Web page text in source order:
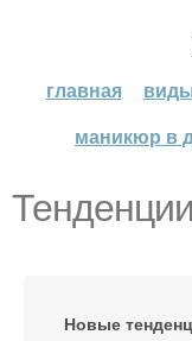
главная
маникюр в
Новые